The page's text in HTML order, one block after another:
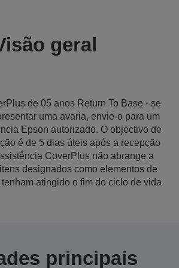
geral
de 05 anos Return To Base - se
uma avaria, envie-o para um
Epson autorizado. O objectivo de
é de 5 dias úteis após a recepção
CoverPlus não abrange a
designados como elementos de
atingido o fim do ciclo de vida
principais